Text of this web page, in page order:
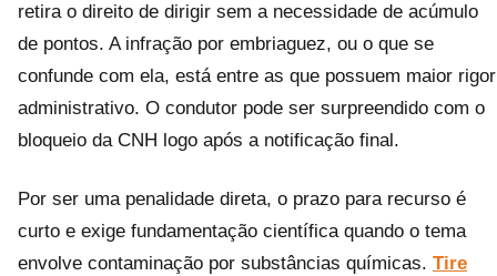
retira o direito de dirigir sem a necessidade de acúmulo
de pontos. A infração por embriaguez, ou o que se
confunde com ela, está entre as que possuem maior rigor
administrativo. O condutor pode ser surpreendido com o
bloqueio da CNH logo após a notificação final.
Por ser uma penalidade direta, o prazo para recurso é
curto e exige fundamentação científica quando o tema
envolve contaminação por substâncias químicas. Tire